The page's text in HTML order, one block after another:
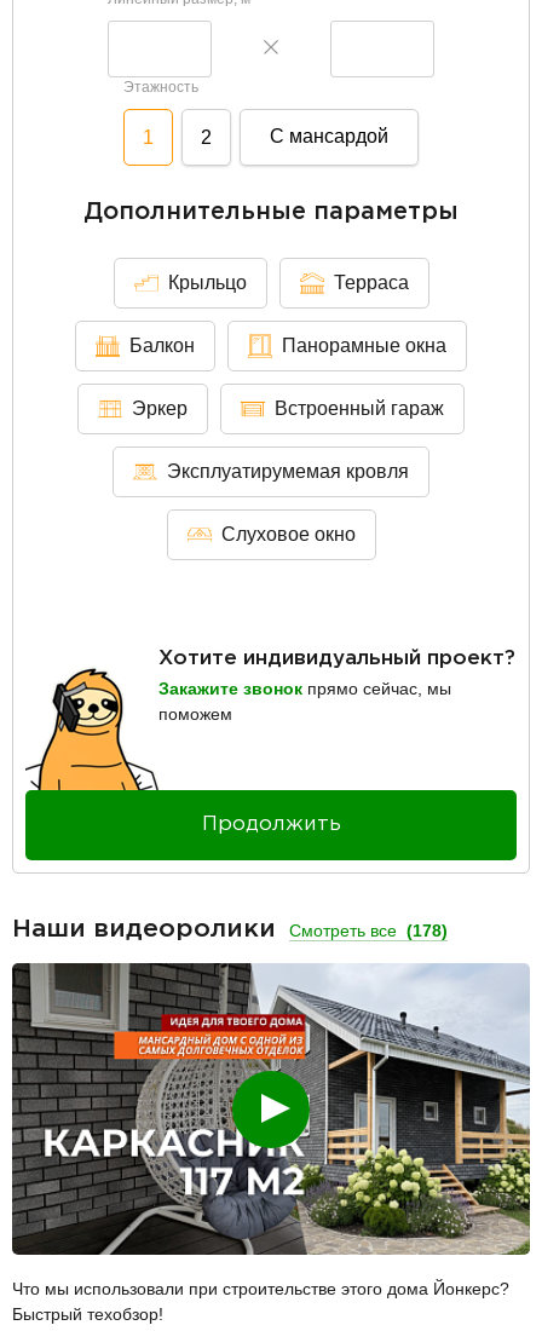
Этажность
1 2 С мансардой
Дополнительные параметры
Крыльцо Терраса
Балкон Панорамные окна
Эркер Встроенный гараж
Эксплуатирумемая кровля
Слуховое окно
Хотите индивидуальный проект?
Закажите звонок прямо сейчас, мы
поможем
Продолжить
Наши видеоролики Смотреть все (178)
Смотреть
Что мы использовали при строительстве этого дома Йонкерс?
Быстрый техобзор!